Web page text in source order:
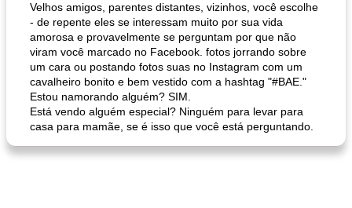
Velhos amigos, parentes distantes, vizinhos, você escolhe
- de repente eles se interessam muito por sua vida
amorosa e provavelmente se perguntam por que não
viram você marcado no Facebook. fotos jorrando sobre
um cara ou postando fotos suas no Instagram com um
cavalheiro bonito e bem vestido com a hashtag "#BAE."
Estou namorando alguém? SIM.
Está vendo alguém especial? Ninguém para levar para
casa para mamãe, se é isso que você está perguntando.